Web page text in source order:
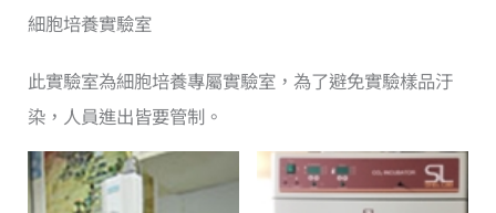
細胞培養實驗室
此實驗室為細胞培養專屬實驗室，為了避免實驗樣品汙
染，人員進出皆要管制。